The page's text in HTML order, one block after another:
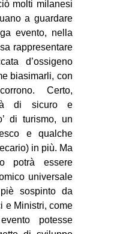
molti milanesi
a guardare
evento, nella
rappresentare
d’ossigeno
biasimarli, con
Certo,
di sicuro e
di turismo, un
e qualche
in più. Ma
potrà essere
universale
sospinto da
e Ministri, come
potesse